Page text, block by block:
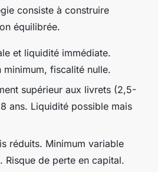
consiste à construire
équilibrée.
et liquidité immédiate.
fiscalité nulle.
supérieur aux livrets (2,5-
ans. Liquidité possible mais
réduits. Minimum variable
de perte en capital.